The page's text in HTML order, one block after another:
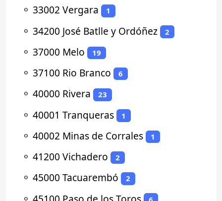
⚬ 33002 Vergara 1
⚬ 34200 José Batlle y Ordóñez 2
⚬ 37000 Melo 19
⚬ 37100 Rio Branco 6
⚬ 40000 Rivera 23
⚬ 40001 Tranqueras 1
⚬ 40002 Minas de Corrales 1
⚬ 41200 Vichadero 2
⚬ 45000 Tacuarembó 2